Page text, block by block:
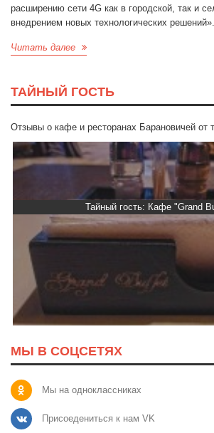
расширению сети 4G как в городской, так и
внедрением новых технологических решений».
Читать далее
ТАЙНЫЙ ГОСТЬ
Отзывы о кафе и ресторанах Барановичей от
Тайный гость: ресторан
МЫ В СОЦСЕТЯХ
Мы на одноклассниках
Присоедениться к нам VK